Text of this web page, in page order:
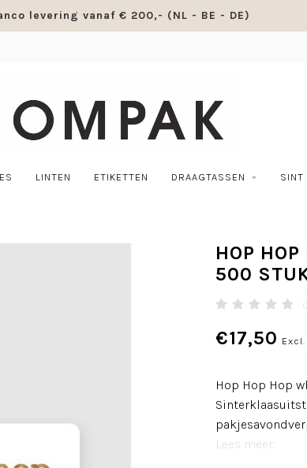
levering vanaf € 200,- (NL - BE - DE)
LINTEN ETIKETTEN DRAAGTASSEN SINT
HOP
500
€17,50
Hop Hop Hop
Lees meer..